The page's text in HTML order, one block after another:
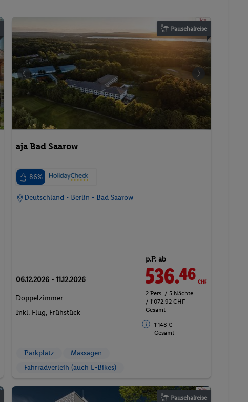
Pauschalreise
aja Bad Saarow
86%
Deutschland - Berlin - Bad Saarow
06.12.2026 - 11.12.2026
Doppelzimmer
Inkl. Flug, Frühstück
p.P. ab
536.46CHF
2 Pers. / 5 Nächte
/ 1'072.92 CHF
Gesamt
1'148 €
Gesamt
Parkplatz
Massagen
Fahrradverleih (auch E-Bikes)
Pauschalreise